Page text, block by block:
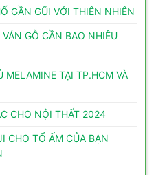
GẦN GŨI VỚI THIÊN NHIÊN
GỖ CẦN BAO NHIÊU
MELAMINE TẠI TP.HCM VÀ
CHO NỘI THẤT 2024
CHO TỔ ẤM CỦA BẠN